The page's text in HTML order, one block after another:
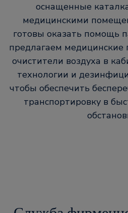
оснащенные
медицинскими
готовы оказать помощь
предлагаем медицинские
очистители воздуха в
технологии и
чтобы обеспечить
транспортировку в